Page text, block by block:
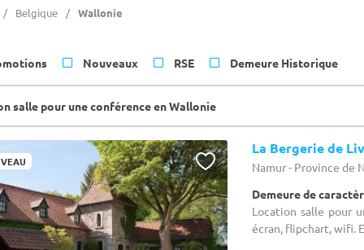
Belgique Wallonie
Nouveaux RSE Demeure Historique
salle pour une conférence en Wallonie
La Bergerie de
Namur - Province de
Demeure de
Location salle pour
écran, flipchart, wifi.